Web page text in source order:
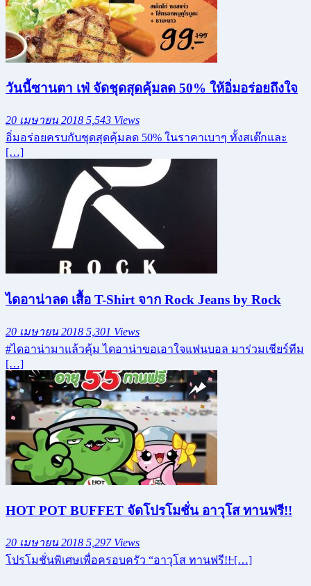
วันนี้ซานตา เฟ่ จัดชุดสุดคุ้มลด 50% ให้อิ่มอร่อยถึงใจ
20 เมษายน 2018 5,543 Views
อิ่มอร่อยครบกับชุดสุดคุ้มลด 50% ในราคาเบาๆ ทั้งสเต๊กและ
[…]
ไดอาน่าลด เสื้อ T-Shirt จาก Rock Jeans by Rock
20 เมษายน 2018 5,301 Views
#ไดอาน่ามาแล้วคุ้ม ไดอาน่าขอเอาใจแฟนบอล มาร่วมเชียร์ทีม
[…]
HOT POT BUFFET จัดโปรโมชั่น อาวุโส ทานฟรี!!
20 เมษายน 2018 5,297 Views
โปรโมชั่นพิเศษเพื่อครอบครัว “อาวุโส ทานฟรี!!̶ […]